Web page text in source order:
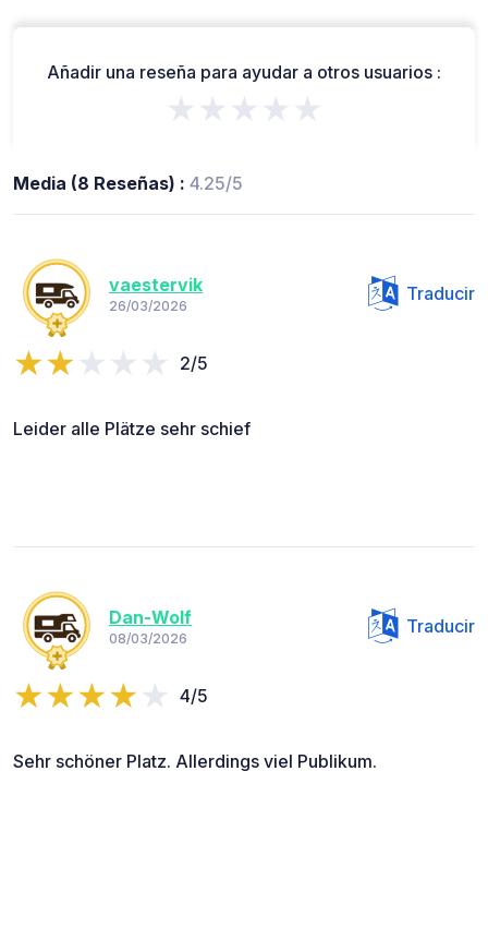
Añadir una reseña para ayudar a otros usuarios :
★★★★★
Media (8 Reseñas) : 4.25/5
vaestervik
26/03/2026
Traducir
2/5
Leider alle Plätze sehr schief
Dan-Wolf
08/03/2026
Traducir
4/5
Sehr schöner Platz. Allerdings viel Publikum.